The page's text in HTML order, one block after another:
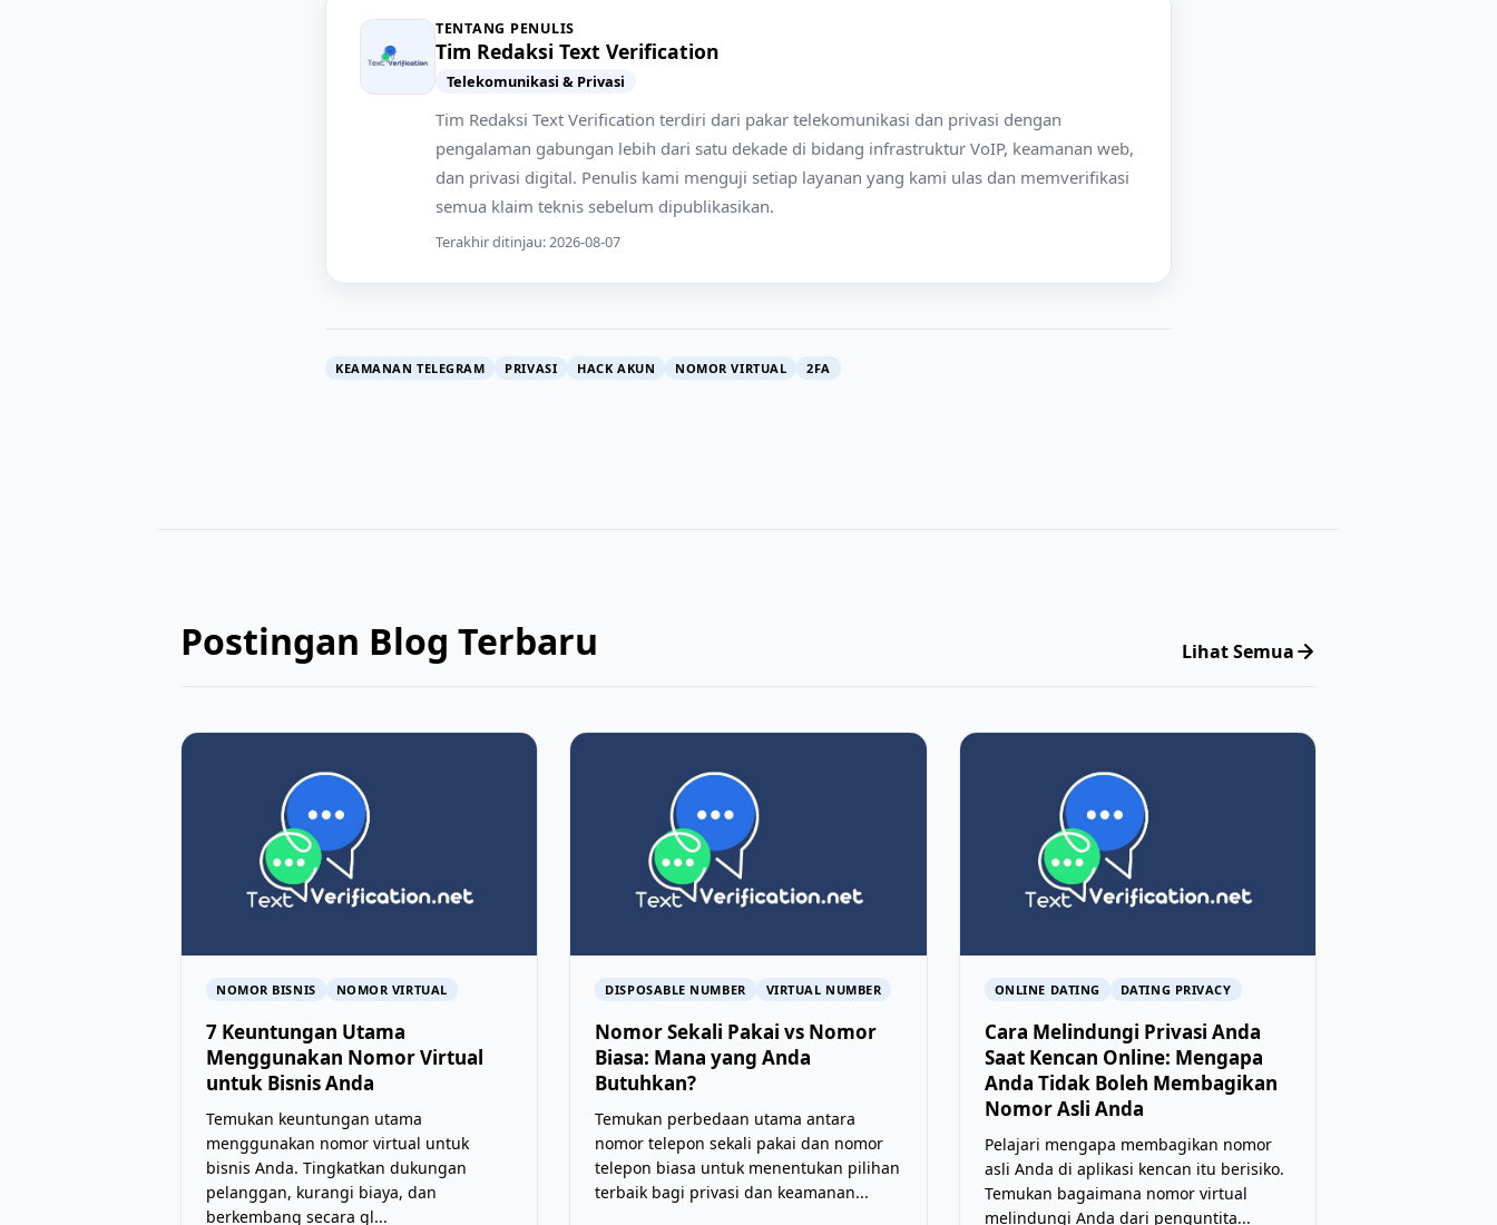
TENTANG PENULIS
Tim Redaksi Text Verification
Telekomunikasi & Privasi
Tim Redaksi Text Verification terdiri dari pakar telekomunikasi dan privasi dengan
pengalaman gabungan lebih dari satu dekade di bidang infrastruktur VoIP, keamanan web,
dan privasi digital. Penulis kami menguji setiap layanan yang kami ulas dan memverifikasi
semua klaim teknis sebelum dipublikasikan.
Terakhir ditinjau: 2026-08-07
KEAMANAN TELEGRAM PRIVASI HACK AKUN NOMOR VIRTUAL 2FA
Postingan Blog Terbaru Lihat Semua
NOMOR BISNIS NOMOR VIRTUAL
7 Keuntungan Utama
Menggunakan Nomor Virtual
untuk Bisnis Anda
Temukan keuntungan utama
menggunakan nomor virtual untuk
bisnis Anda. Tingkatkan dukungan
pelanggan, kurangi biaya, dan
berkembang secara gl...
DISPOSABLE NUMBER VIRTUAL NUMBER
Nomor Sekali Pakai vs Nomor
Biasa: Mana yang Anda
Butuhkan?
Temukan perbedaan utama antara
nomor telepon sekali pakai dan nomor
telepon biasa untuk menentukan pilihan
terbaik bagi privasi dan keamanan...
ONLINE DATING DATING PRIVACY
Cara Melindungi Privasi Anda
Saat Kencan Online: Mengapa
Anda Tidak Boleh Membagikan
Nomor Asli Anda
Pelajari mengapa membagikan nomor
asli Anda di aplikasi kencan itu berisiko.
Temukan bagaimana nomor virtual
melindungi Anda dari penguntita...